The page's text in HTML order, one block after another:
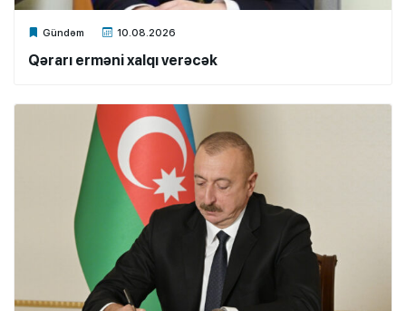
Gündəm 10.08.2026
Xalq.Online
Qərarı erməni xalqı verəcək